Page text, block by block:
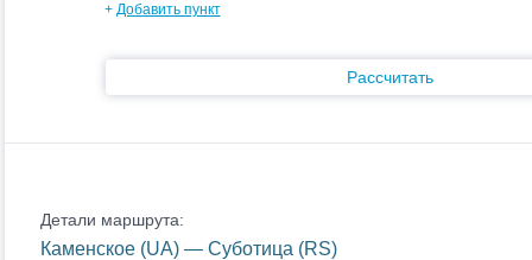
+ Добавить пункт
Рассчитать
Детали маршрута:
Каменское (UA) — Суботица (RS)